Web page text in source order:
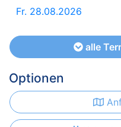
Fr. 28.08.2026
alle
Optionen